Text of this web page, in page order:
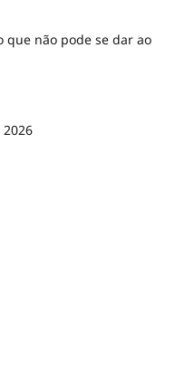
que não pode se dar ao